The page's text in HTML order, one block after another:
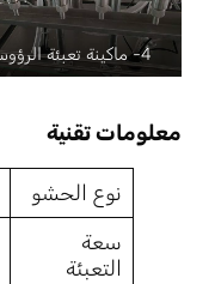
4- ماكينة تعبئة الرؤوس
معلومات تقنية
نوع الحشو
سعة
التعبئة